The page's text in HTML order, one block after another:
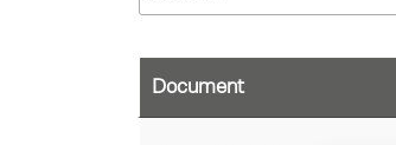
Document